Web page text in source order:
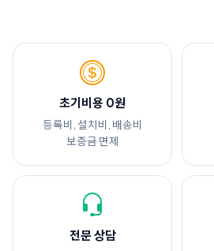
초기비용 0원
등록비, 설치비, 배송비
보증금 면제
전문 상담